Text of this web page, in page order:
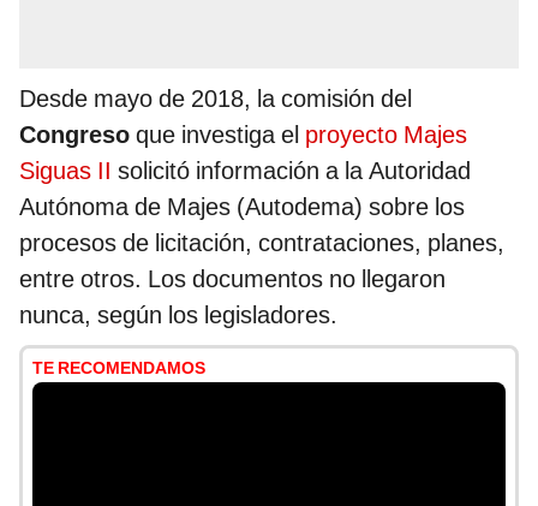
Desde mayo de 2018, la comisión del
Congreso que investiga el proyecto Majes
Siguas II solicitó información a la Autoridad
Autónoma de Majes (Autodema) sobre los
procesos de licitación, contrataciones, planes,
entre otros. Los documentos no llegaron
nunca, según los legisladores.
TE RECOMENDAMOS